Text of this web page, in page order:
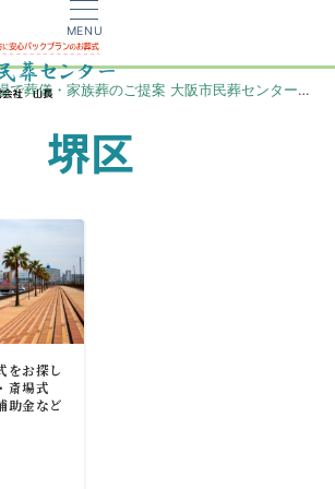
MENU
で葬儀・家族葬のご提案 大阪市民葬センター
堺区
をお探し
斎場式
助金など